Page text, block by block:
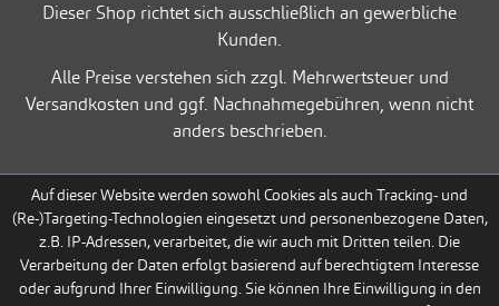
Dieser Shop richtet sich ausschließlich an gewerbliche
Kunden.
Alle Preise verstehen sich zzgl. Mehrwertsteuer und
Versandkosten und ggf. Nachnahmegebühren, wenn nicht
anders beschrieben.
Auf dieser Website werden sowohl Cookies als auch Tracking- und
(Re-)Targeting-Technologien eingesetzt und personenbezogene Daten,
z.B. IP-Adressen, verarbeitet, die wir auch mit Dritten teilen. Die
Verarbeitung der Daten erfolgt basierend auf berechtigtem Interesse
oder aufgrund Ihrer Einwilligung. Sie können Ihre Einwilligung in den